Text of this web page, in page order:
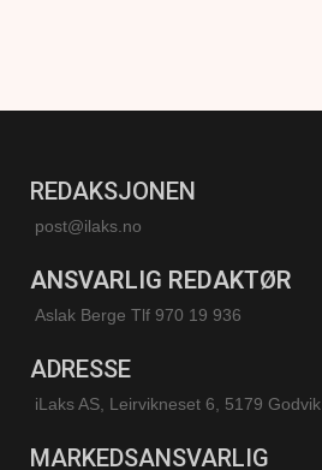
REDAKSJONEN
post@ilaks.no
ANSVARLIG REDAKTØR
Aslak Berge Tlf 970 19 936
ADRESSE
iLaks AS, Leirvikneset 6, 5179 Godvik
MARKEDSANSVARLIG